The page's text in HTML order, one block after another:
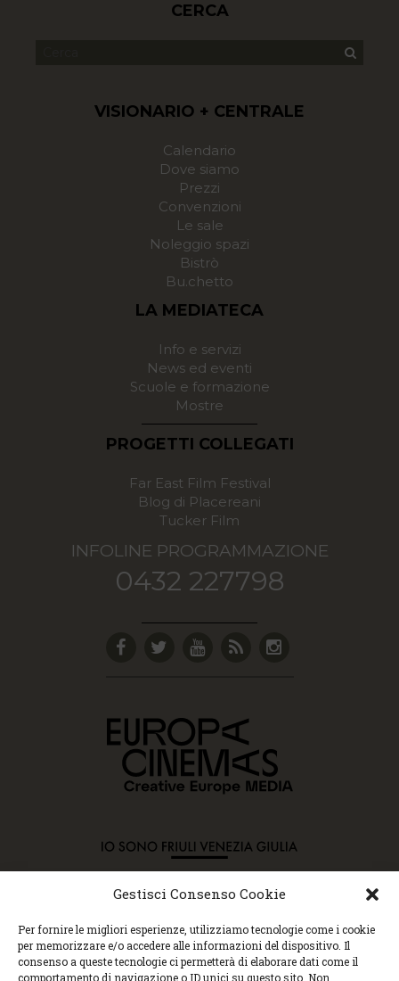
Gestisci Consenso Cookie
Per fornire le migliori esperienze, utilizziamo tecnologie come i cookie
per memorizzare e/o accedere alle informazioni del dispositivo. Il
consenso a queste tecnologie ci permetterà di elaborare dati come il
comportamento di navigazione o ID unici su questo sito. Non
CERCA
VISIONARIO + CENTRALE
Calendario
Dove siamo
Prezzi
Convenzioni
Le sale
Noleggio spazi
Bistrò
Bu.chetto
LA MEDIATECA
Info e servizi
News ed eventi
Scuole e formazione
Mostre
PROGETTI COLLEGATI
Far East Film Festival
Blog di Placereani
Tucker Film
INFOLINE PROGRAMMAZIONE
0432 227798
Copyright © 2015 Cec, Tutti i diritti riservati. Nessun
contenuto può essere copiato o manipolato. Accedendo al
sito approvi la Policy sulla privacy e la Policy sui
contenuti.